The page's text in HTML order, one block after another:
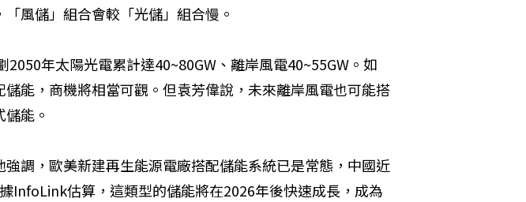
風儲」組合會較「光儲」組合慢。
年太陽光電累計達40~80GW、離岸風電40~55GW。如
能，商機將相當可觀。但袁芳偉說，未來離岸風電也可能搭
能。
強調，歐美新建再生能源電廠搭配儲能系統已是常態，中國近
InfoLink估算，這類型的儲能將在2026年後快速成長，成為